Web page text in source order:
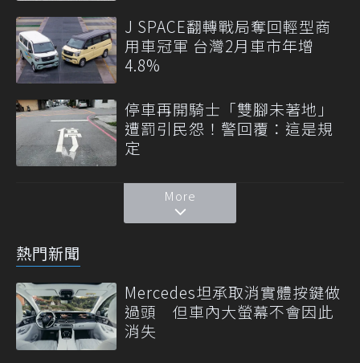
J SPACE翻轉戰局奪回輕型商
用車冠軍 台灣2月車市年增
4.8%
停車再開騎士「雙腳未著地」
遭罰引民怨！警回覆：這是規
定
More
熱門新聞
Mercedes坦承取消實體按鍵做
過頭 但車內大螢幕不會因此
消失